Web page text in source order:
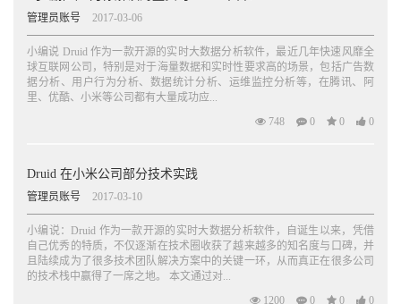
4.1.1 安装包简介58
4.1.2 安装环境59
4.1.3 Druid 外部依赖60
4.2 简单示例61
4.2.1 服务运行61
4.2.2 数据导入与查询62
4.4.2 数据节点配置调优69
4.4.3 查询节点配置调优69
4.5 集群节点配置示例70
4.5.1 节点规划70
4.5.2 Master 机器配置72
4.5.3 Data 机器配置76
4.6 小结79
第5 章数据摄入. . . . . . . . . . . . . . . . . . . . . . . . . . . . . . . . . . . . . . . .
管理员账号 2017-03-06
小编说 Druid 作为一款开源的实时大数据分析软件，最近几年快速风靡全
球互联网公司，特别是对于海量数据和实时性要求高的场景，包括广告数
据分析、用户行为分析、数据统计分析、运维监控分析等，在腾讯、阿
里、优酷、小米等公司都有大量成功应...
748
0 0 0
Druid 在小米公司部分技术实践
管理员账号 2017-03-10
小编说：Druid 作为一款开源的实时大数据分析软件，自诞生以来，凭借
自己优秀的特质，不仅逐渐在技术圈收获了越来越多的知名度与口碑，并
且陆续成为了很多技术团队解决方案中的关键一环，从而真正在很多公司
的技术栈中赢得了一席之地。 本文通过对...
1200
0 0 0